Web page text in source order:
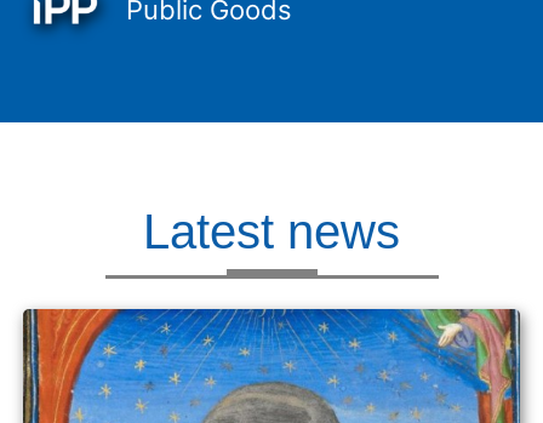
Public Goods
Latest news